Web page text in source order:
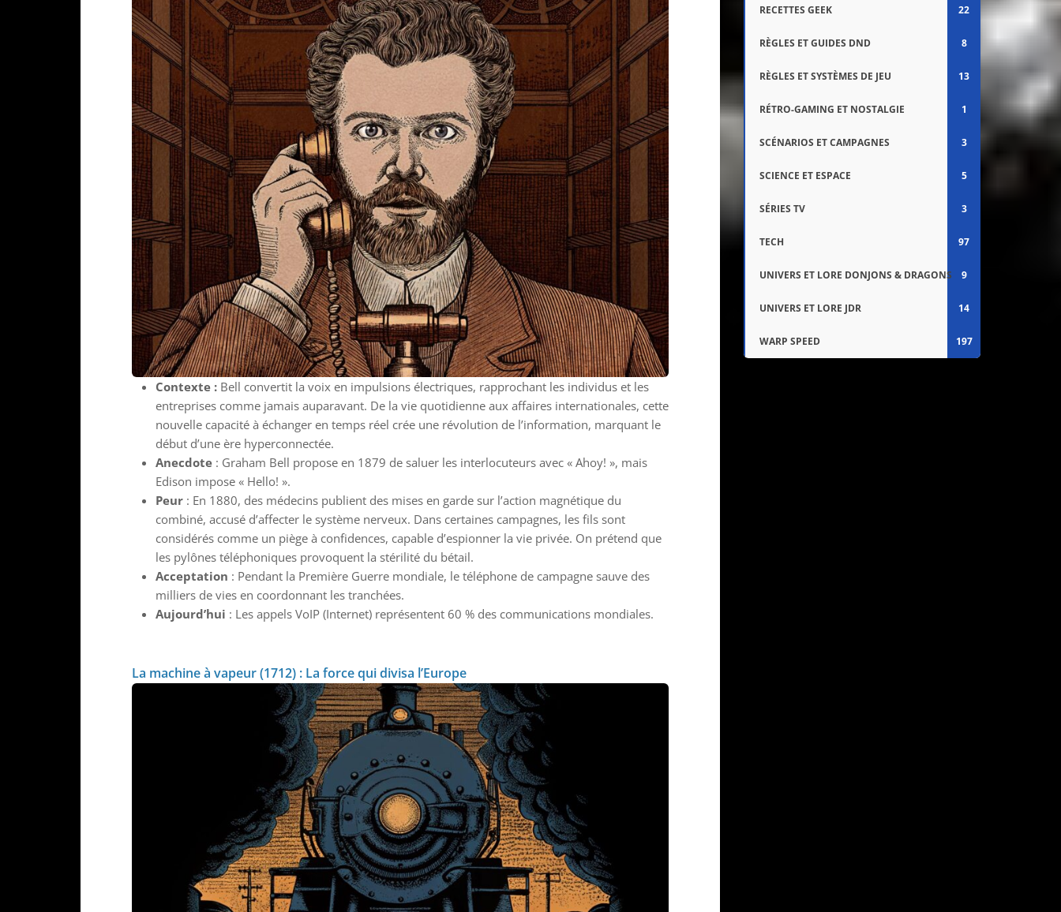
Contexte : Bell convertit la voix en impulsions électriques, rapprochant les individus et les
entreprises comme jamais auparavant. De la vie quotidienne aux affaires internationales, cette
nouvelle capacité à échanger en temps réel crée une révolution de l’information, marquant le
début d’une ère hyperconnectée.
Anecdote : Graham Bell propose en 1879 de saluer les interlocuteurs avec « Ahoy! », mais
Edison impose « Hello! ».
Peur : En 1880, des médecins publient des mises en garde sur l’action magnétique du
combiné, accusé d’affecter le système nerveux. Dans certaines campagnes, les fils sont
considérés comme un piège à confidences, capable d’espionner la vie privée. On prétend que
les pylônes téléphoniques provoquent la stérilité du bétail.
Acceptation : Pendant la Première Guerre mondiale, le téléphone de campagne sauve des
milliers de vies en coordonnant les tranchées.
Aujourd’hui : Les appels VoIP (Internet) représentent 60 % des communications mondiales.
La machine à vapeur (1712) : La force qui divisa l’Europe
RECETTES GEEK 22
RÈGLES ET GUIDES DND 8
RÈGLES ET SYSTÈMES DE JEU 13
RÉTRO-GAMING ET NOSTALGIE 1
SCÉNARIOS ET CAMPAGNES 3
SCIENCE ET ESPACE 5
SÉRIES TV 3
TECH 97
UNIVERS ET LORE DONJONS & DRAGONS 9
UNIVERS ET LORE JDR 14
WARP SPEED 197